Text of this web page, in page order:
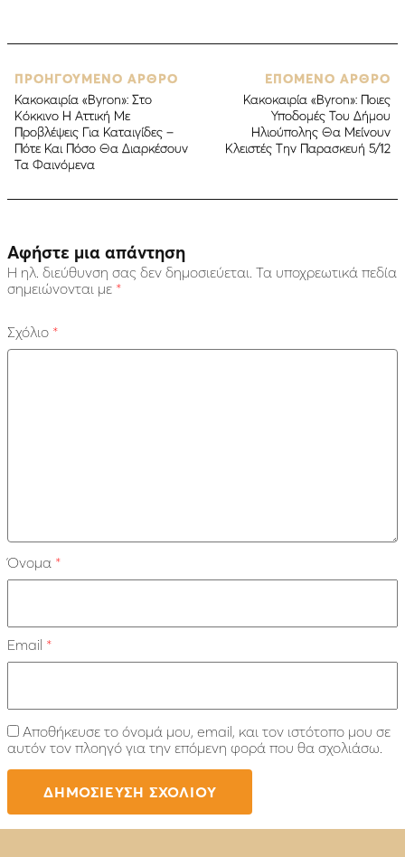
ΠΡΟΗΓΟΥΜΕΝΟ ΑΡΘΡΟ
Κακοκαιρία «Byron»: Στο
Κόκκινο Η Αττική Με
Προβλέψεις Για Καταιγίδες –
Πότε Και Πόσο Θα Διαρκέσουν
Τα Φαινόμενα
ΕΠΟΜΕΝΟ ΑΡΘΡΟ
Κακοκαιρία «Byron»: Ποιες
Υποδομές Του Δήμου
Ηλιούπολης Θα Μείνουν
Κλειστές Την Παρασκευή 5/12
Αφήστε μια απάντηση
Η ηλ. διεύθυνση σας δεν δημοσιεύεται. Τα υποχρεωτικά πεδία
σημειώνονται με *
Σχόλιο *
Όνομα *
Email *
Αποθήκευσε το όνομά μου, email, και τον ιστότοπο μου σε
αυτόν τον πλοηγό για την επόμενη φορά που θα σχολιάσω.